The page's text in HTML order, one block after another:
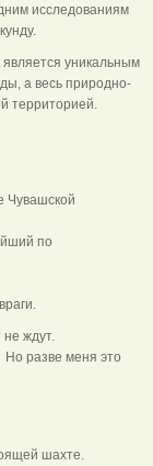
исследованиям
уникальным
а весь природно-
территорией.
Чувашской
по
не ждут.
разве меня это
шахте.